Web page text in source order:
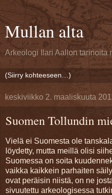
Mullan alta
Arkeologi Ilari Aallon tarinoita
keskiviikko 2. maaliskuuta
Suomen Tollundin
Vielä ei Suomesta ole
löydetty, mutta meillä olisi
Suomessa on soita
vaikka kaikkein parhaiten
ovat peräisin niistä, on ne
sivuutettu arkeologisessa